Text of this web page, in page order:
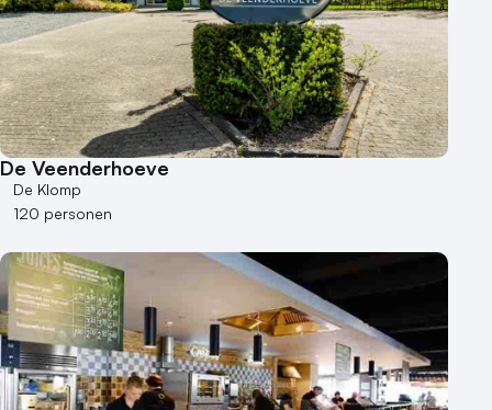
De Veenderhoeve
De Klomp
120 personen